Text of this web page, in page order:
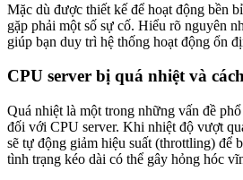
Mặc dù được thiết kế để hoạt động bền
gặp phải một số sự cố. Hiểu rõ nguyên
giúp bạn duy trì hệ thống hoạt động ổn
CPU server bị quá nhiệt và
Quá nhiệt là một trong những vấn đề
đối với CPU server. Khi nhiệt độ vượt
sẽ tự động giảm hiệu suất (throttling) để
tình trạng kéo dài có thể gây hỏng hóc